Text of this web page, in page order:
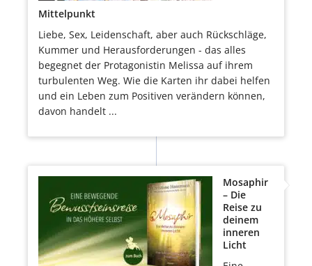
Mittelpunkt
Liebe, Sex, Leidenschaft, aber auch Rückschläge,
Kummer und Herausforderungen - das alles
begegnet der Protagonistin Melissa auf ihrem
turbulenten Weg. Wie die Karten ihr dabei helfen
und ein Leben zum Positiven verändern können,
davon handelt ...
Mosaphir
– Die
Reise zu
deinem
inneren
Licht